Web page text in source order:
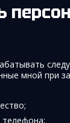
мной при